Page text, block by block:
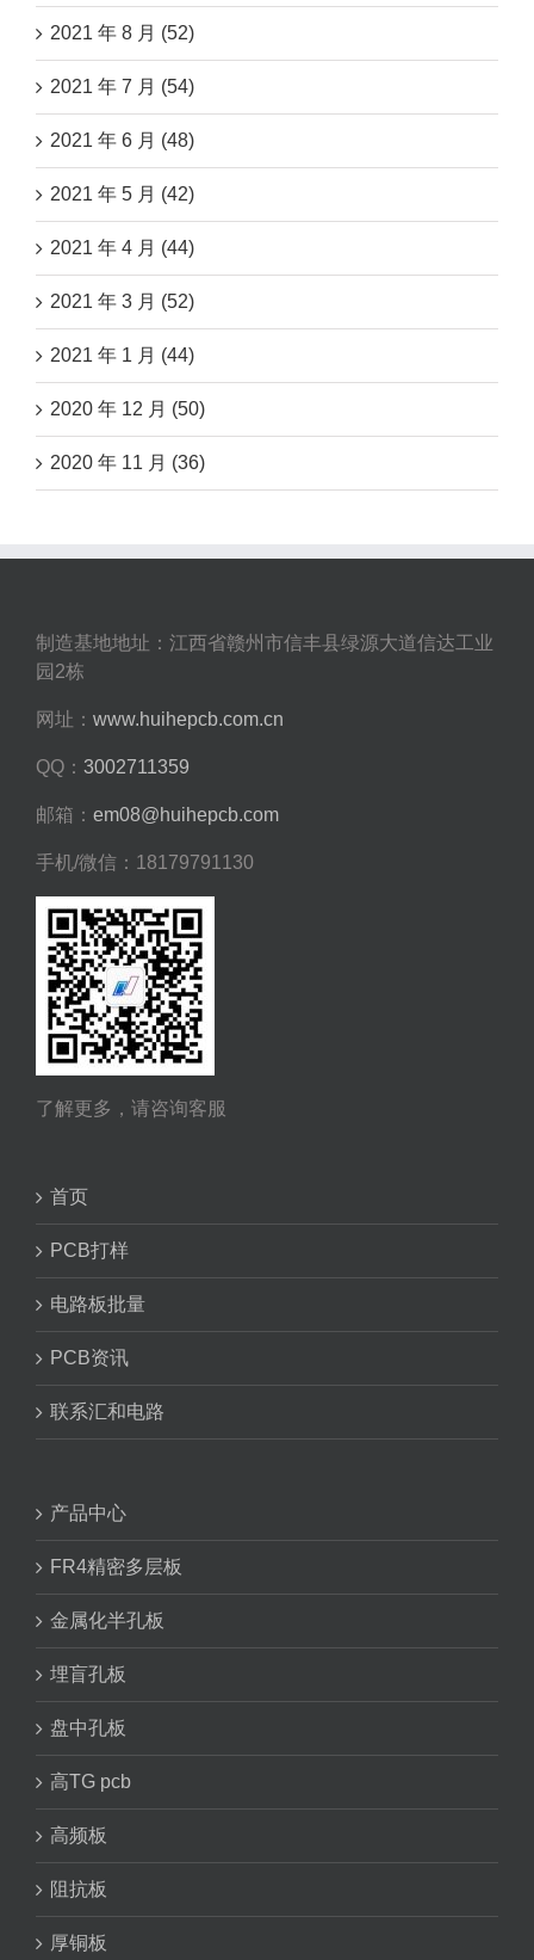
2021 年 8 月 (52)
2021 年 7 月 (54)
2021 年 6 月 (48)
2021 年 5 月 (42)
2021 年 4 月 (44)
2021 年 3 月 (52)
2021 年 1 月 (44)
2020 年 12 月 (50)
2020 年 11 月 (36)
制造基地地址：江西省赣州市信丰县绿源大道信达工业
园2栋
网址： www.huihepcb.com.cn
QQ： 3002711359
邮箱： em08@huihepcb.com
手机/微信：18179791130
了解更多，请咨询客服
首页
PCB打样
电路板批量
PCB资讯
联系汇和电路
产品中心
FR4精密多层板
金属化半孔板
埋盲孔板
盘中孔板
高TG pcb
高频板
阻抗板
厚铜板